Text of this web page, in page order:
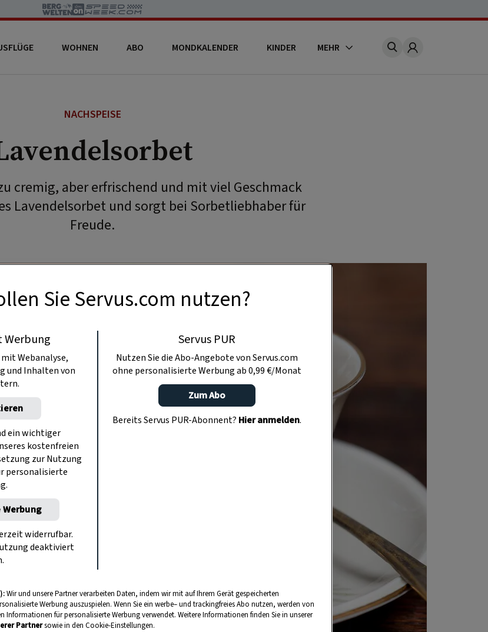
WOHNEN ABO MONDKALENDER KINDER MEHR Account
NACHSPEISE
cremig, aber erfrischend und mit viel Geschmack
Lavendelsorbet und sorgt bei Sorbetliebhaber für
Freude.
Sie Servus.com nutzen?
Werbung
Webanalyse,
und Inhalten von
ein wichtiger
kostenfreien
zur Nutzung
personalisierte
widerrufbar.
deaktiviert
Servus PUR
Nutzen Sie die Abo-Angebote von Servus.com
ohne personalisierte Werbung ab 0,99 €/Monat
Zum Abo
Bereits Servus PUR-Abonnent? Hier anmelden.
Wir und unsere Partner verarbeiten Daten, indem wir mit auf Ihrem Gerät gespeicherten
Werbung auszuspielen. Wenn Sie ein werbe– und trackingfreies Abo nutzen, werden von
Informationen für personalisierte Werbung verwendet. Weitere Informationen finden Sie in unserer
Partnersowie in den Cookie-Einstellungen.